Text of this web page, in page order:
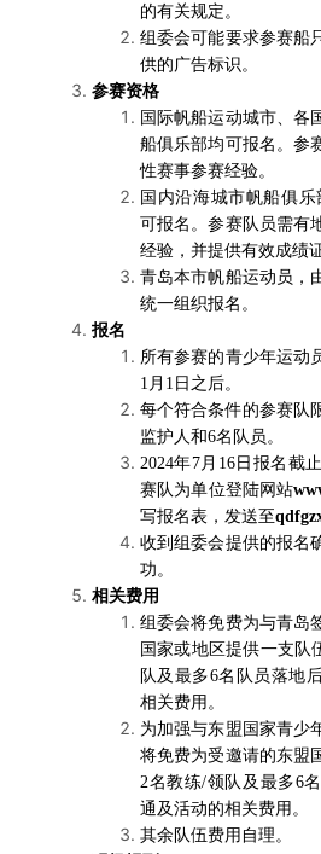
的有关规定。
组委会可能要求参赛船
供的广告标识。
参赛资格
国际帆船运动城市、各
船俱乐部均可报名。参
性赛事参赛经验。
国内沿海城市帆船俱
可报名。参赛队员需有
经验，并提供有效成绩
青岛本市帆船运动员，
统一组织报名。
报名
所有参赛的青少年运动
1月1日之后。
每个符合条件的参赛队
监护人和6名队员。
2024年7月16日报名截
赛队为单位登陆网站
写报名表，发送至
收到组委会提供的报名
功。
相关费用
组委会将免费为与青岛
国家或地区提供一支队
队及最多6名队员落地
相关费用。
为加强与东盟国家青少
将免费为受邀请的东盟
2名教练/领队及最多6
通及活动的相关费用。
其余队伍费用自理。